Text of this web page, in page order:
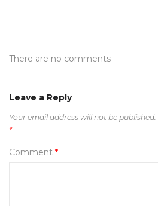
There are no comments
Leave a Reply
Your email address will not be published.
*
Comment *